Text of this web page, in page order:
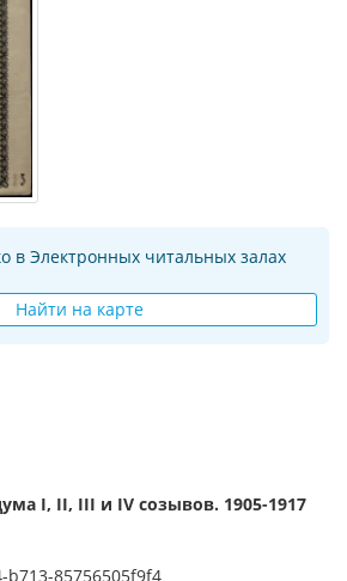
в Электронных читальных залах
Найти на карте
I, II, III и IV созывов. 1905-1917
b713-85756505f9f4